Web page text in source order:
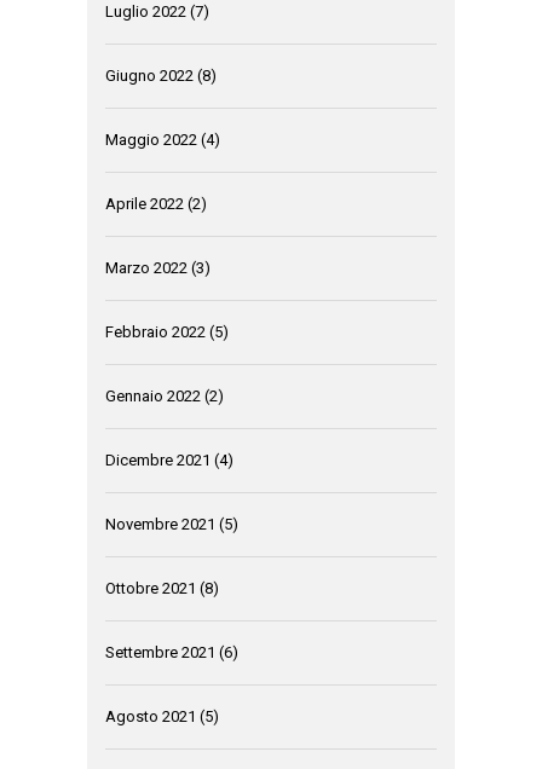
Luglio 2022 (7)
Giugno 2022 (8)
Maggio 2022 (4)
Aprile 2022 (2)
Marzo 2022 (3)
Febbraio 2022 (5)
Gennaio 2022 (2)
Dicembre 2021 (4)
Novembre 2021 (5)
Ottobre 2021 (8)
Settembre 2021 (6)
Agosto 2021 (5)